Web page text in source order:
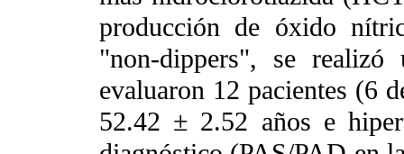
producción de óxido
"non-dippers", se realizó
evaluaron 12 pacientes (6
52.42 ± 2.52 años e